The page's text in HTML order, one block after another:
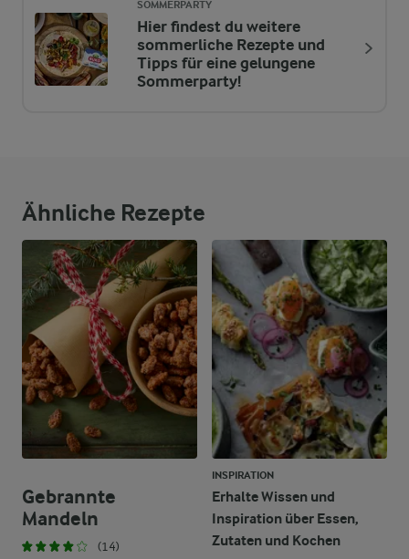
SOMMERPARTY
Hier findest du weitere
sommerliche Rezepte und
Tipps für eine gelungene
Sommerparty!
Ähnliche Rezepte
Gebrannte
Mandeln
(14)
INSPIRATION
Erhalte Wissen und
Inspiration über Essen,
Zutaten und Kochen